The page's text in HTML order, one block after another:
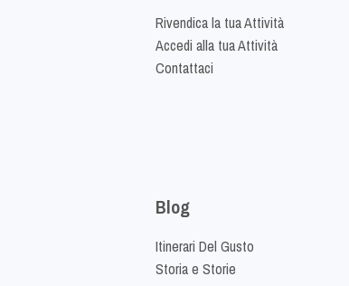
Rivendica la tua Attività
Accedi alla tua Attività
Contattaci
Blog
Itinerari Del Gusto
Storia e Storie